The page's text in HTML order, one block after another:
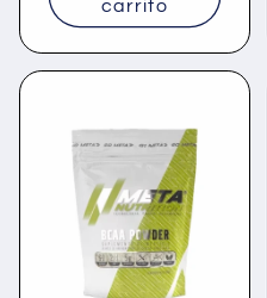
carrito